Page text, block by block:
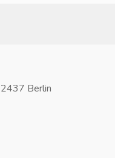
Berlin